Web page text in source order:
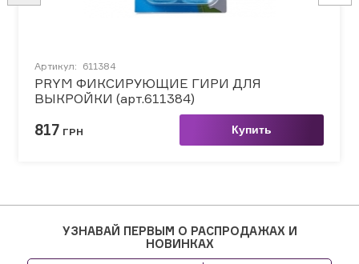
Артикул: 611384
PRYM ФИКСИРУЮЩИЕ ГИРИ ДЛЯ
ВЫКРОЙКИ (арт.611384)
817 ГРН Купить
УЗНАВАЙ ПЕРВЫМ О РАСПРОДАЖАХ И
НОВИНКАХ